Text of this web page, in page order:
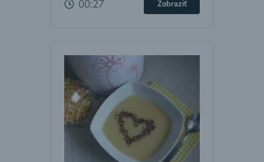
00:27 Zobraziť